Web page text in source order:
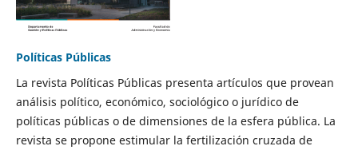
Políticas Públicas
La revista Políticas Públicas presenta artículos que provean
análisis político, económico, sociológico o jurídico de
políticas públicas o de dimensiones de la esfera pública. La
revista se propone estimular la fertilización cruzada de